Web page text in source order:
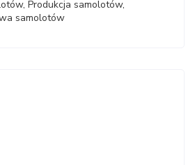
Produkcja samolotów,
samolotów